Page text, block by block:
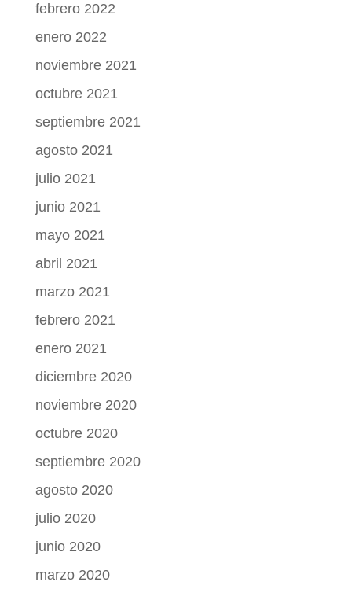
febrero 2022
enero 2022
noviembre 2021
octubre 2021
septiembre 2021
agosto 2021
julio 2021
junio 2021
mayo 2021
abril 2021
marzo 2021
febrero 2021
enero 2021
diciembre 2020
noviembre 2020
octubre 2020
septiembre 2020
agosto 2020
julio 2020
junio 2020
marzo 2020